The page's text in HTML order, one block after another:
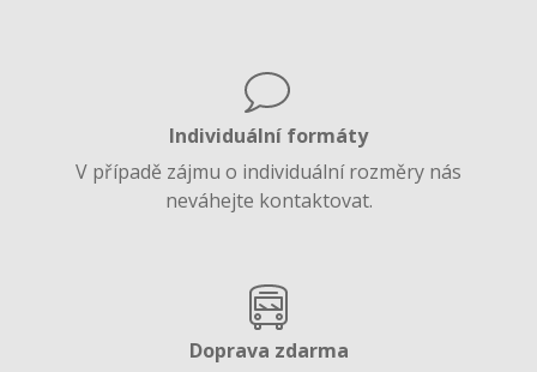
Individuální formáty
V případě zájmu o individuální rozměry nás
neváhejte kontaktovat.
Doprava zdarma